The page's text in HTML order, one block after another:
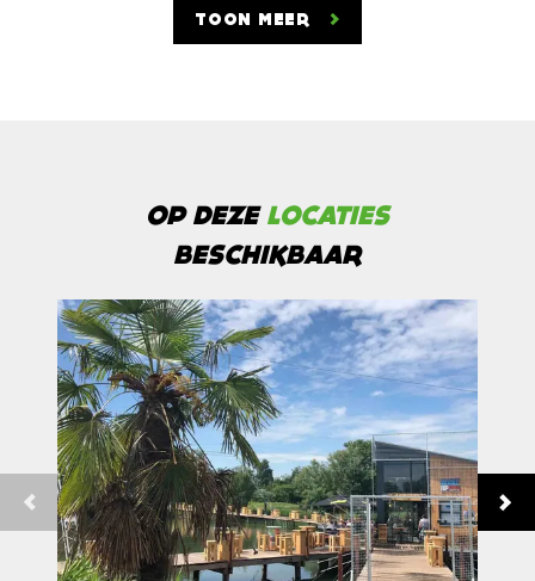
TOON MEER
OP DEZE LOCATIES
BESCHIKBAAR